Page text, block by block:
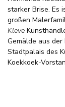
starker Brise. Es
großen
Kleve
Gemälde aus der
Stadtpalais des
Koekkoek-